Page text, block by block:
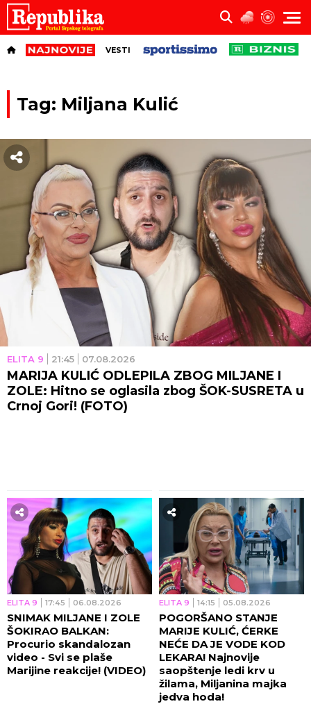
VESTI
Tag: Miljana Kulić
ELITA 9 21:45 07.08.2026
MARIJA KULIĆ ODLEPILA ZBOG MILJANE I
ZOLE: Hitno se oglasila zbog ŠOK-SUSRETA u
Crnoj Gori! (FOTO)
ELITA 9 17:45 06.08.2026
SNIMAK MILJANE I ZOLE
ŠOKIRAO BALKAN:
Procurio skandalozan
video - Svi se plaše
Marijine reakcije! (VIDEO)
ELITA 9 14:15 05.08.2026
POGORŠANO STANJE
MARIJE KULIĆ, ĆERKE
NEĆE DA JE VODE KOD
LEKARA! Najnovije
saopštenje ledi krv u
žilama, Miljanina majka
jedva hoda!